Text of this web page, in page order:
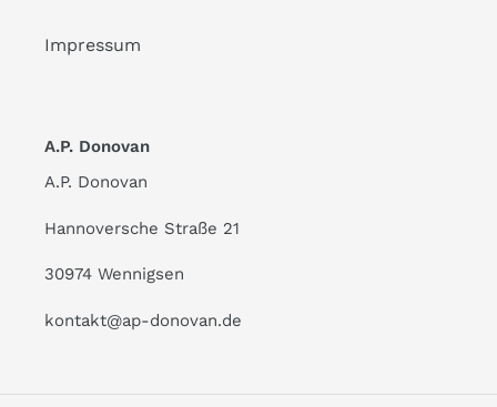
Impressum
A.P. Donovan
A.P. Donovan
Hannoversche Straße 21
30974 Wennigsen
kontakt@ap-donovan.de